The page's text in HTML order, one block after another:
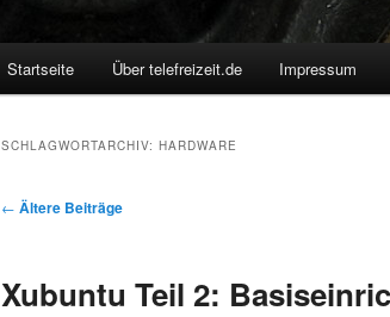
Startseite Über telefreizeit.de Impressum
SCHLAGWORTARCHIV: HARDWARE
Beitragsnavigation
← Ältere Beiträge
Xubuntu Teil 2: